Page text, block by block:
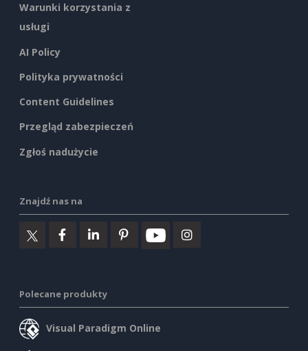
Warunki korzystania z
usługi
AI Policy
Polityka prywatności
Content Guidelines
Przegląd zabezpieczeń
Zgłoś nadużycie
Znajdź nas na
Polecane produkty
Visual Paradigm Online